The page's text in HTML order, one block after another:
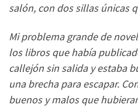
salón, con dos sillas únicas
Mi problema grande de
los libros que había
callejón sin salida y estaba
una brecha para escapar.
buenos y malos que